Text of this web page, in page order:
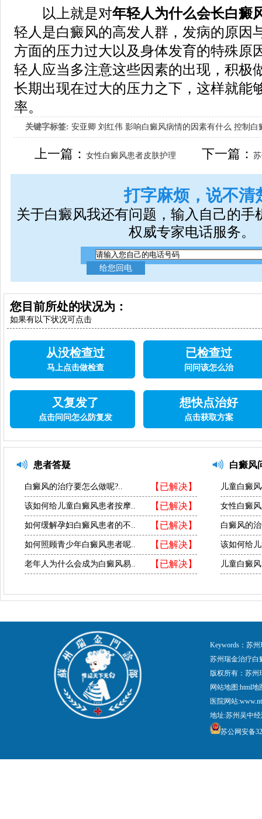
以上就是对年轻人为什么会长白癜
轻人是白癜风的高发人群，发病的原因
方面的压力过大以及身体发育的特殊原
轻人应当多注意这些因素的出现，积极
长期出现在过大的压力之下，这样就能
率。
关键字标签: 安亚卿 刘红伟 影响白癜风病情的因素有什么 控制白
女生应该如何治疗呢
上一篇：女性白癜风患者皮肤护理 下一篇：
打字麻烦，说不清
关于白癜风我还有问题，输入自己的手
权威专家电话服务。
您目前所处的状况为：
如果有以下状况可点击
从没检查过
马上点击做检查
已检查过
问问该怎么治
又复发了
点击问问怎么防复发
想快点治好
点击获取方案
患者答疑
【已解决】
白癜风的治疗要怎么做呢?..
【已解决】
该如何给儿童白癜风患者按摩..
【已解决】
如何缓解孕妇白癜风患者的不..
【已解决】
如何照顾青少年白癜风患者呢..
【已解决】
老年人为什么会成为白癜风易..
白癜风
儿童白癜
女性白癜
白癜风的
该如何给
儿童白癜
Keywords：苏
苏州瑞金治疗白
版权所有：苏
网站地图:html地
医院网站
地址:苏州吴中
苏公网安备